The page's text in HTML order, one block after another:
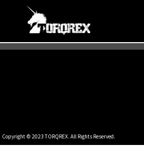
Copyright © 2023 TORQREX. All Rights Reserved.